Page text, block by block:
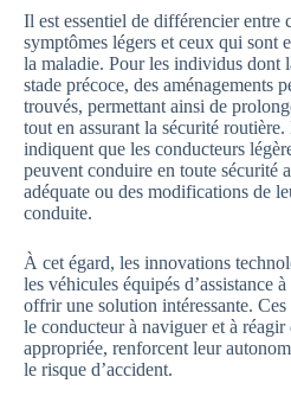
Il est essentiel de différencier entre
symptômes légers et ceux qui sont
la maladie. Pour les individus dont
stade précoce, des aménagements
trouvés, permettant ainsi de
tout en assurant la sécurité routière.
indiquent que les conducteurs
peuvent conduire en toute sécurité
adéquate ou des modifications de
conduite.
À cet égard, les innovations
les véhicules équipés d’assistance
offrir une solution intéressante.
le conducteur à naviguer et à réagir
appropriée, renforcent leur
le risque d’accident.